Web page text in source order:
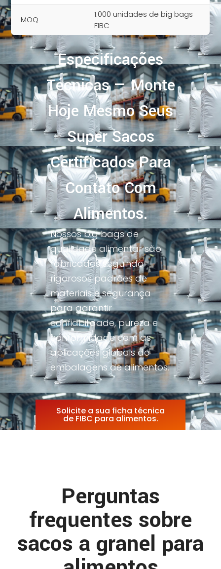
MOQ
1.000 unidades de big bags
FIBC
Especificações
Técnicas — Monte
Hoje Mesmo Seus
Super Sacos
Certificados Para
Contato Com
Alimentos.
Nossos big bags de
qualidade alimentar são
fabricados seguindo
rigorosos padrões de
materiais e segurança
para garantir
confiabilidade, pureza e
conformidade com as
aplicações globais de
embalagens de alimentos.
Solicite a sua ficha técnica
de FIBC para alimentos.
Perguntas
frequentes sobre
sacos a granel para